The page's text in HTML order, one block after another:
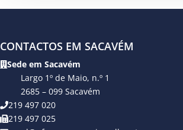
CONTACTOS EM SACAVÉM
Sede em Sacavém
Largo 1º de Maio, n.º 1
2685 – 099 Sacavém
219 497 020
219 497 025